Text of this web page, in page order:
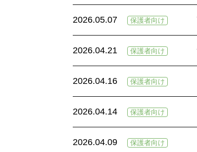
2026.05.07 保護者向け
2026.04.21 保護者向け
2026.04.16 保護者向け
2026.04.14 保護者向け
2026.04.09 保護者向け